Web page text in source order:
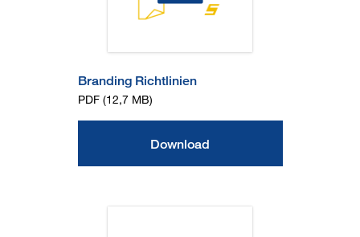
Branding Richtlinien
PDF (12,7 MB)
Download